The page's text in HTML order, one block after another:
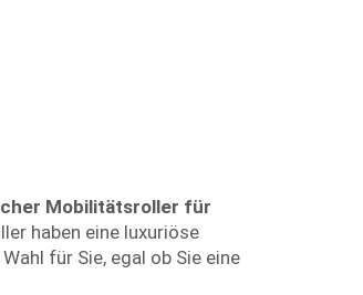
Mobilitätsroller für
haben eine luxuriöse
für Sie, egal ob Sie eine